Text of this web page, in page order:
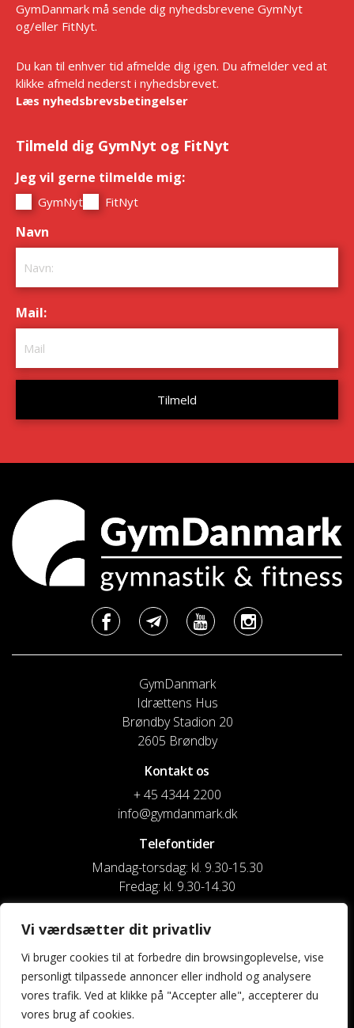
Vi værdsætter dit privatliv
Vi bruger cookies til at forbedre din browsingoplevelse, vise
personligt tilpassede annoncer eller indhold og analysere
vores trafik. Ved at klikke på "Accepter alle", accepterer du
vores brug af cookies.
GymDanmark må sende dig nyhedsbrevene GymNyt
og/eller FitNyt.
Du kan til enhver tid afmelde dig igen. Du afmelder ved at
klikke afmeld nederst i nyhedsbrevet.
Læs nyhedsbrevsbetingelser
Tilmeld dig GymNyt og FitNyt
Jeg vil gerne tilmelde mig:
GymNyt FitNyt
Navn
Mail:
GymDanmark
Idrættens Hus
Brøndby Stadion 20
2605 Brøndby
Kontakt os
+ 45 4344 2200
info@gymdanmark.dk
Telefontider
Mandag-torsdag: kl. 9.30-15.30
Fredag: kl. 9.30-14.30
CVR nr. 20916818
Reg. & Kontonr.: 4180 3119119022
Privatlivspolitik og cookies